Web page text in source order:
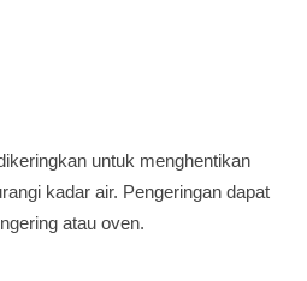
untuk menghentikan
kadar air. Pengeringan dapat
atau oven.